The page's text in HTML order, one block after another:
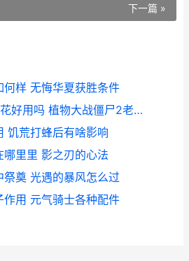
下一篇 »
样 无悔华夏获胜条件
植物大战僵尸2月光花好用吗 植物大战僵尸2老版本
饥荒打蜂后有啥影响
里里 影之刃的心法
奠 光遇的暴风怎么过
作用 元气骑士各种配件